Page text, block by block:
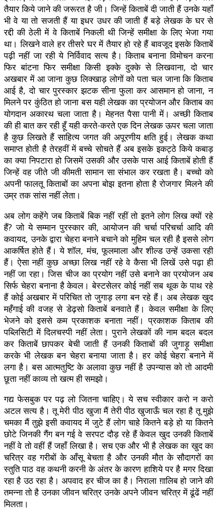
तैयार किये जाने की जरूरत है जी। जिन्हें किताबें दी जाती हैं उनके यहाँ
भी वे या तो सजती हैं या इधर उधर की जाती हैं बड़े लेखक के घर से
रद्दी की ठेली में वे किताबें निकली थी जिन्हें समीक्षा के लिए भेजा गया
था। लिखने वाले हर तीसरे घर में तैयार हो रहे हैं बावजूद इसके किताबें
पढ़ी नहीं जा रही ये निर्विवाद सत्य है। किताब बनाना विमोचन करना
फिर बांटना फिर समीक्षा किसी इक्के दुक्के से लिखवाना, दो चार
अखबार में आ जाना कुछ लिक्खाड़ लोगों को पता चल जाना कि किताब
आई है, दो चार पुरस्कार झटक सीना फुला कर आसमान हो जाना, न
मिलने पर कुंठित हो जाना बस यही लेखक का प्रयोजन और किताब का
योगदान अकारथ चला जाता है। मेहनत पैसा पानी में। अच्छी किताब
की ही बात कर रही हूँ यही करते-करते एक दिन लेखक ऊपर चला जाता
है कुछ लिखते हैं साहित्य जगत की अपूरणीय क्षति हुई। लेखक कथा
समाप्त होती है तेरहवीं में बच्चे सोचते हैं अब इसके इकट्ठे किये कबाड़
का क्या निपटारा हो जिसमें उसकी और उसके पास आई किताबें होती हैं
जिन्हें वह जीते जी कीमती सामान सा संभाल कर रखता है। बच्चो को
अपनी फालतू किताबों का अपना बोझ इतना होता है रोजगार मिलने की
उम्र तक सांस नहीं लेता।
अब लोग कहेंगे जब किताबें बिक नहीं रहीं तो इतने लोग लिख क्यों रहे
हैं? जो ये सम्मान पुरस्कार की, आयोजन की चर्चा परिचर्चा आदि की
कवायद, उनके द्वारा चेहरा बनाने बचाने को मुहिम चल रही है इससे लोग
आकर्षित होते हैं। ये शॉल, मंच, फूलमाला और शील्ड उन्हें उकसा रही
हैं। ऐसा नहीं कुछ अच्छा लिख नहीं रहे वे कैसा भी लिखें उसे पढ़ा ही
नहीं जा रहा। जिस चीज का प्रयोग नहीं उसे बनाने का प्रयोजन अब
सिर्फ चेहरा बनाना है केवल। बेस्टसेलर कोई नहीं सब थूक के पाथ रहे
हैं कोई अखबार में परिचित तो जुगाड़ लगा बन रहे हैं। अब लेखक खुद
महँगाई की वजह से डेढ़सो किताबें बनवाते हैं। केवल समीक्षा के लिए
भेजने को इससे कम प्रकाशक बनाता नहीं। प्रकाशक किताब की
पब्लिसिटी में दिलचस्पी नहीं लेता। पुराने लेखकों की नाम बदल बदल
कर किताबें छापकर बेची जाती हैं उनकी किताबों की जुगाड़ू समीक्षा
करके भी लेखक बन चेहरा बनाया जाता है। हर कोई चेहरा बनाने में
लगा है। बस आत्मतुष्टि के अलावा कुछ नहीं है उपन्यास को तो आदमी
छूता नहीं काव्य तो खत्म ही समझो।
गद्य फेसबुक पर पढ़ लो जितना चाहिए। ये सच स्वीकार करो न करो
अटल सत्य है। तू मेरी पीठ खुजा मैं तेरी पीठ खुजाऊँ चल रहा है तू मुझे
चमका मैं तुझे इसी कवायद में जुटे हैं लोग चाहे कितने बड़े हो या कितने
छोटे जिनकी गैंग बन गई वे सरपट दौड़ रहे हैं केवल खुद उनकी किताबें
नहीं वे तो वहीं हैं जहाँ लिखा है। सच एक और भी है लेखक का खुद का
चरित्र वह गरीबों के आँसू बेचता है और उनकी मौत के सौदागरों का
स्तुति पाठ वह कथनी करनी के अंतर के कारण हाशिये पर है मगर दिखा
रहा है उठ रहा है। अपवाद हर चीज का है। निराला ग़ालिब हो जाने की
तमन्ना तो है उनका जीवन चरित्र उनके अपने जीवन चरित्र में ढूंढें नहीं
मिलता।